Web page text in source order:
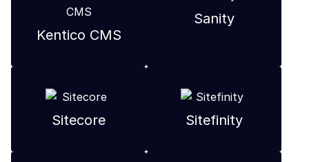
Kentico CMS
Sanity
Sitecore Sitefinity